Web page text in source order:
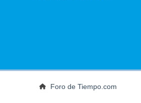
Foro de Tiempo.com